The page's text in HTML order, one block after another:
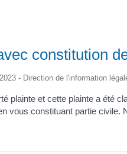
constitution
- Direction de l'information
plainte et cette plainte a été
vous constituant partie civile.